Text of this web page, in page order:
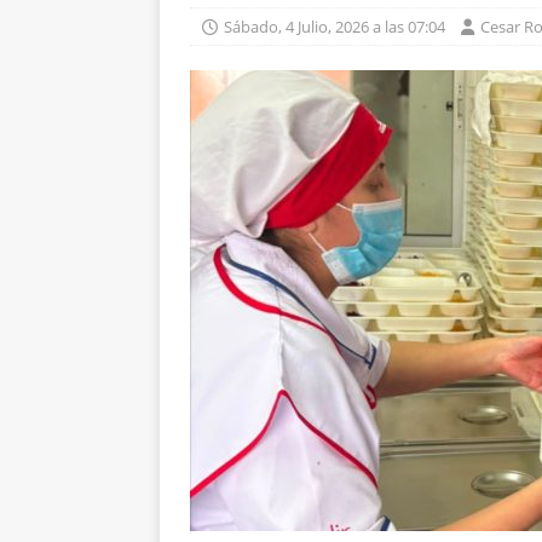
Sábado, 4 Julio, 2026 a las 07:04 Cesar